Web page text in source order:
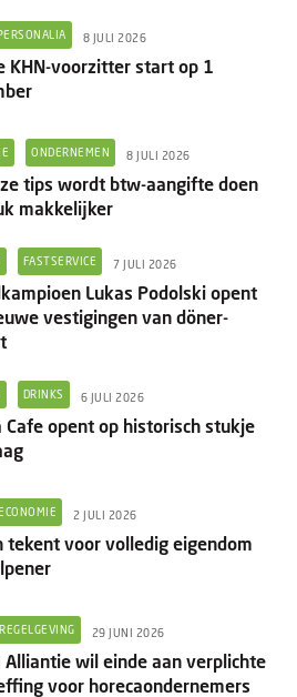
8 JULI 2026
KHN-voorzitter start op 1
ONDERNEMEN 8 JULI 2026
tips wordt btw-aangifte doen
makkelijker
FASTSERVICE 7 JULI 2026
Lukas Podolski opent
vestigingen van döner-
DRINKS 6 JULI 2026
Cafe opent op historisch stukje
2 JULI 2026
tekent voor volledig eigendom
29 JUNI 2026
Alliantie wil einde aan verplichte
voor horecaondernemers